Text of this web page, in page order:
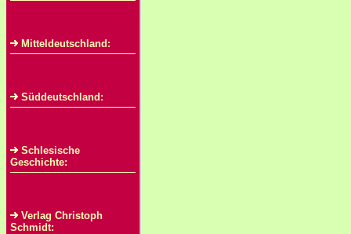
Mitteldeutschland:
Süddeutschland:
Schlesische
Geschichte:
Verlag Christoph
Schmidt: